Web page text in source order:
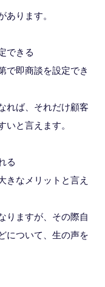
ります。
できる
で即商談を設定でき
れば、それだけ顧客
と言えます。
る
きなメリットと言え
りますが、その際自
について、生の声を